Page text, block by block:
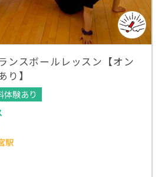
ンスボールレッスン【オン
り】
体験あり
駅